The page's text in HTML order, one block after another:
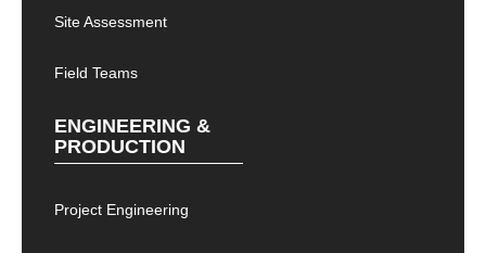
Site Assessment
Field Teams
ENGINEERING &
PRODUCTION
Project Engineering